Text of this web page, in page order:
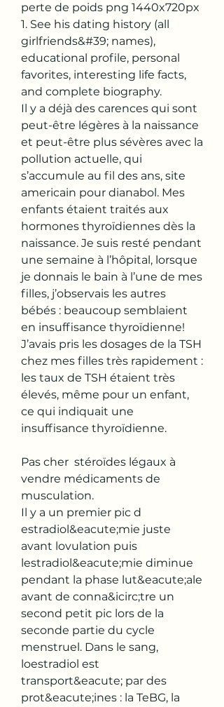
perte de poids png 1440x720px
1. See his dating history (all
girlfriends&#39; names),
educational profile, personal
favorites, interesting life facts,
and complete biography.
Il y a déjà des carences qui sont
peut-être légères à la naissance
et peut-être plus sévères avec la
pollution actuelle, qui
s’accumule au fil des ans, site
americain pour dianabol. Mes
enfants étaient traités aux
hormones thyroïdiennes dès la
naissance. Je suis resté pendant
une semaine à l’hôpital, lorsque
je donnais le bain à l’une de mes
filles, j’observais les autres
bébés : beaucoup semblaient
en insuffisance thyroïdienne!
J’avais pris les dosages de la TSH
chez mes filles très rapidement :
les taux de TSH étaient très
élevés, même pour un enfant,
ce qui indiquait une
insuffisance thyroïdienne.
Pas cher  stéroïdes légaux à
vendre médicaments de
musculation.
Il y a un premier pic d
estradiol&eacute;mie juste
avant lovulation puis
lestradiol&eacute;mie diminue
pendant la phase lut&eacute;ale
avant de conna&icirc;tre un
second petit pic lors de la
seconde partie du cycle
menstruel. Dans le sang,
loestradiol est
transport&eacute; par des
prot&eacute;ines : la TeBG, la